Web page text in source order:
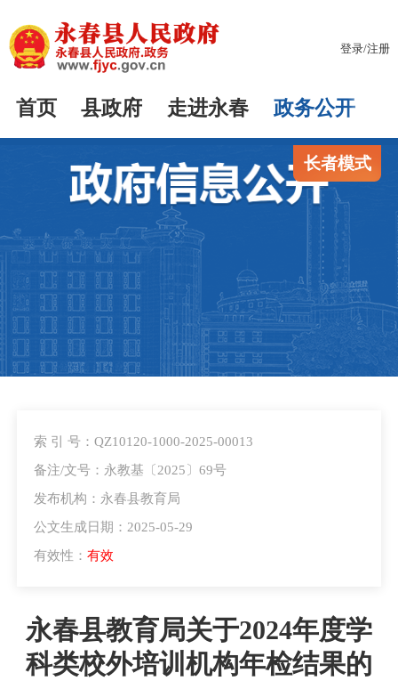
登录/注册
首页 县政府 走进永春 政务公开
长者模式
索 引 号：QZ10120-1000-2025-00013
备注/文号：永教基〔2025〕69号
发布机构：永春县教育局
公文生成日期：2025-05-29
有效性： 有效
永春县教育局关于2024年度学
科类校外培训机构年检结果的